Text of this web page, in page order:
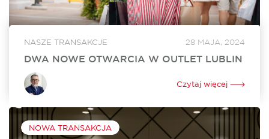
NASZE TRANSAKCJE 28 MAJA, 2024
DWA NOWE OTWARCIA W OUTLET LUBLIN
W czerwcu w Outlet Lublin otworzą się dwa nowe lokale. Na
powiększenie swojego dotychczasowego sklepu o ponad
250 mkw. zdecydował się Ochnik. Nowy lokal o powierzchni
Czytaj więcej
NOWA TRANSAKCJA